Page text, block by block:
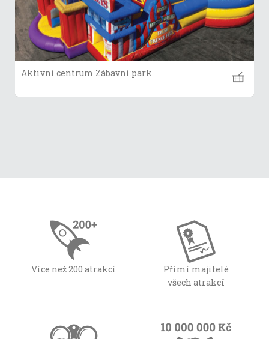
Aktivní centrum Zábavní park
Více než 200 atrakcí
Přímí majitelé
všech atrakcí